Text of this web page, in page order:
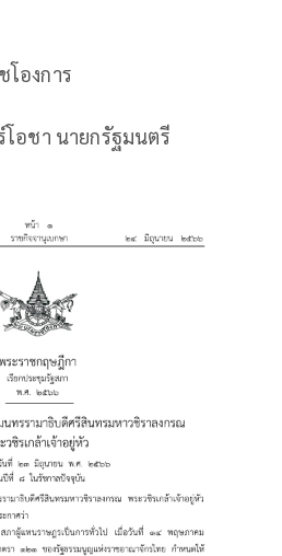
องการ
อชา นายกรัฐมนตรี